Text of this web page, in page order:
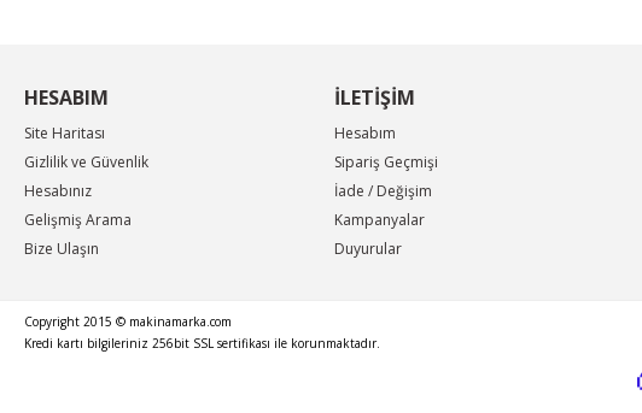
HESABIM
Site Haritası
Gizlilik ve Güvenlik
Hesabınız
Gelişmiş Arama
Bize Ulaşın
İLETİŞİM
Hesabım
Sipariş Geçmişi
İade / Değişim
Kampanyalar
Duyurular
Copyright 2015 © makinamarka.com
Kredi kartı bilgileriniz 256bit SSL sertifikası ile korunmaktadır.